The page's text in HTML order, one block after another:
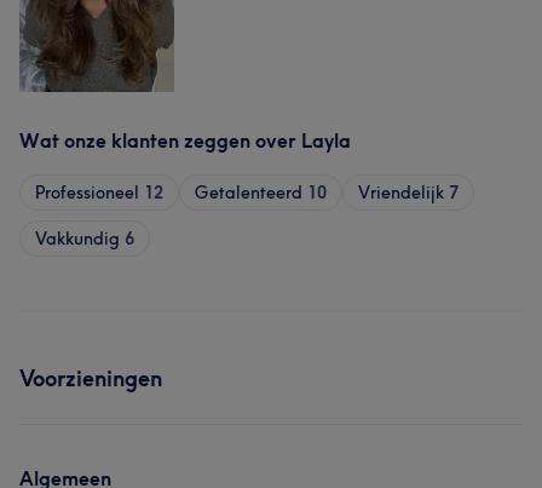
Wat onze klanten zeggen over Layla
Professioneel 12 Getalenteerd 10 Vriendelijk 7
Vakkundig 6
Voorzieningen
Algemeen